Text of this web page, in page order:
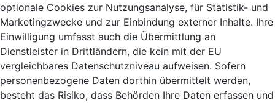
optionale Cookies zur Nutzungsanalyse, für Statistik- und
Marketingzwecke und zur Einbindung externer Inhalte. Ihre
Einwilligung umfasst auch die Übermittlung an
Dienstleister in Drittländern, die kein mit der EU
vergleichbares Datenschutzniveau aufweisen. Sofern
personenbezogene Daten dorthin übermittelt werden,
besteht das Risiko, dass Behörden Ihre Daten erfassen und